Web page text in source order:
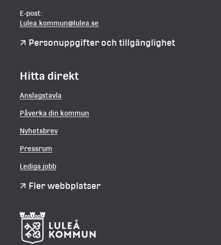
E-post:
Lulea.kommun@lulea.se
Personuppgifter och tillgänglighet
Hitta direkt
Anslagstavla
Påverka din kommun
Nyhetsbrev
Pressrum
Lediga jobb
Fler webbplatser